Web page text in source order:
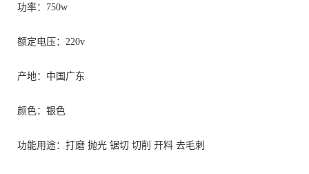
功率：750w
额定电压：220v
产地：中国广东
颜色：银色
功能用途：打磨 抛光 锯切 切削 开料 去毛刺